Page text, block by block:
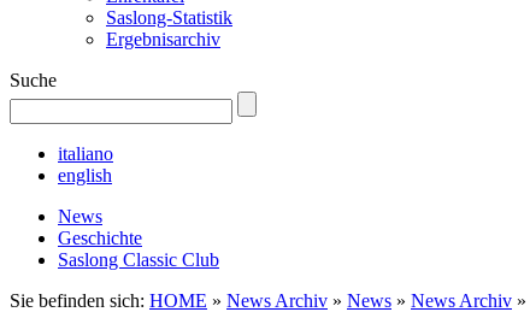
Saslong-Statistik
Ergebnisarchiv
Suche
italiano
english
News
Geschichte
Saslong Classic Club
Sie befinden sich: HOME » News Archiv » News » News Archiv »